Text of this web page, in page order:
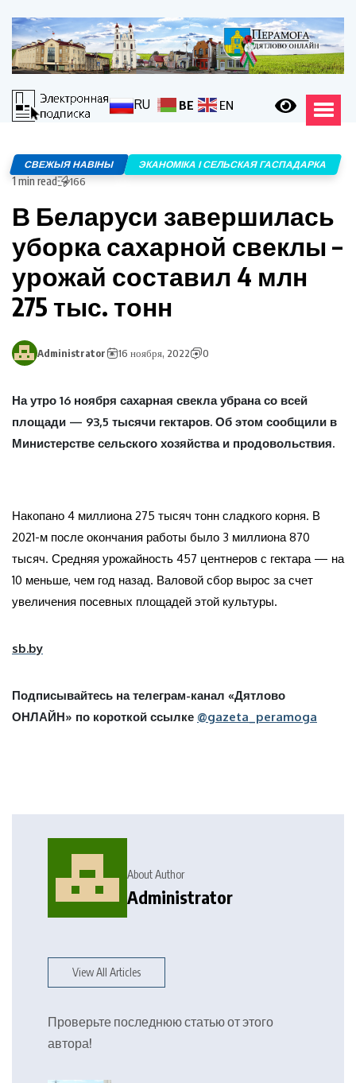
RU BE EN
СВЕЖЫЯ НАВІНЫ ЭКАНОМІКА І СЕЛЬСКАЯ ГАСПАДАРКА
1 min read 166
В Беларуси завершилась
уборка сахарной свеклы –
урожай составил 4 млн
275 тыс. тонн
Administrator 16 ноября, 2022 0
На утро 16 ноября сахарная свекла убрана со всей
площади — 93,5 тысячи гектаров. Об этом сообщили в
Министерстве сельского хозяйства и продовольствия.
Накопано 4 миллиона 275 тысяч тонн сладкого корня. В
2021-м после окончания работы было 3 миллиона 870
тысяч. Средняя урожайность 457 центнеров с гектара — на
10 меньше, чем год назад. Валовой сбор вырос за счет
увеличения посевных площадей этой культуры.
sb.by
Подписывайтесь на телеграм-канал «Дятлово
ОНЛАЙН» по короткой ссылке @gazeta_peramoga
About Author
Administrator
View All Articles
Проверьте последнюю статью от этого
автора!